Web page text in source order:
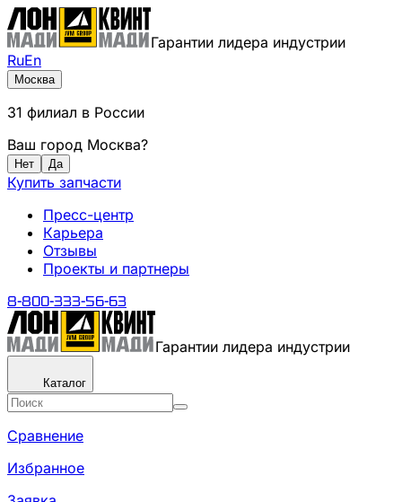
Гарантии лидера индустрии
RuEn
Москва
31 филиал в России
Ваш город Москва?
Нет Да
Купить запчасти
Пресс-центр
Карьера
Отзывы
Проекты и партнеры
8-800-333-56-63
Гарантии лидера индустрии
Каталог
Сравнение
Избранное